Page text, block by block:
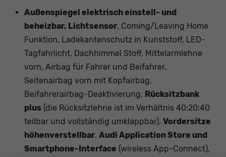
Außenspiegel elektrisch einstell- und
beheizbar, Lichtsensor, Coming/Leaving Home
Funktion, Ladekantenschutz in Kunststoff, LED-
Tagfahrlicht, Dachhimmel Stoff, Mittelarmlehne
vorn, Airbag für Fahrer und Beifahrer,
Seitenairbag vorn mit Kopfairbag,
Beifahrerairbag-Deaktivierung, Rücksitzbank
plus (die Rücksitzlehne ist im Verhältnis 40:20:40
teilbar und vollständig umklappbar), Vordersitze
höhenverstellbar, Audi Application Store und
Smartphone-Interface (wireless App-Connect),